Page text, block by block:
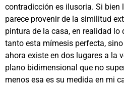
contradicción es ilusoria. Si bien
parece provenir de la similitud
pintura de la casa, en realidad
tanto esta mímesis perfecta,
ahora existe en dos lugares a la
plano bidimensional que no
menos esa es su medida en mi